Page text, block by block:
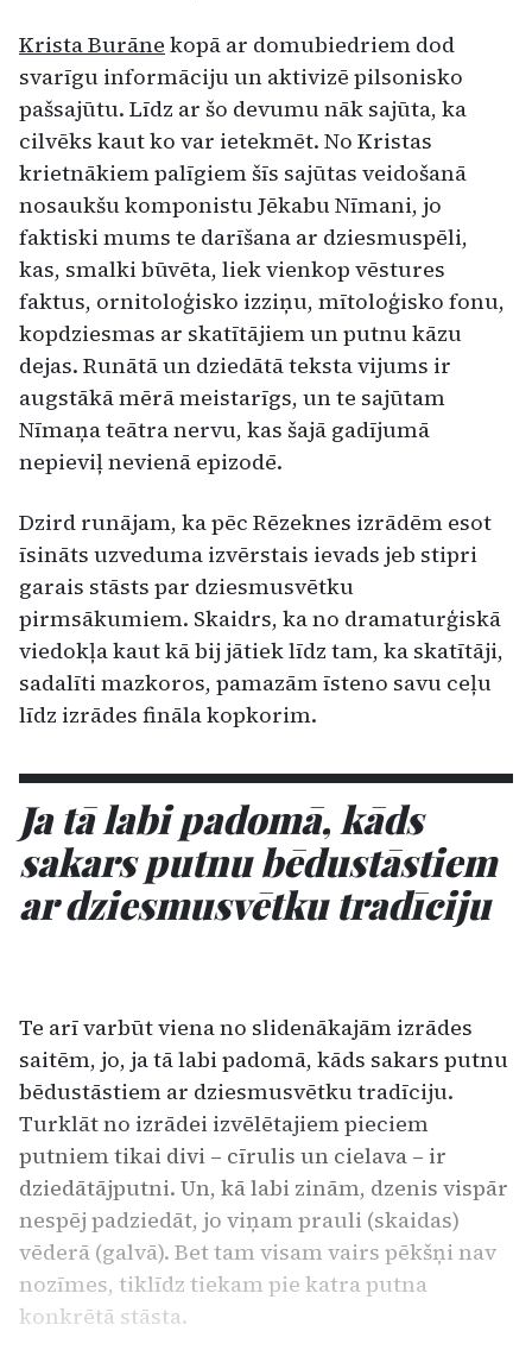
Krista Burāne kopā ar domubiedriem dod
svarīgu informāciju un aktivizē pilsonisko
pašsajūtu. Līdz ar šo devumu nāk sajūta, ka
cilvēks kaut ko var ietekmēt. No Kristas
krietnākiem palīgiem šīs sajūtas veidošanā
nosaukšu komponistu Jēkabu Nīmani, jo
faktiski mums te darīšana ar dziesmuspēli,
kas, smalki būvēta, liek vienkop vēstures
faktus, ornitoloģisko izziņu, mītoloģisko fonu,
kopdziesmas ar skatītājiem un putnu kāzu
dejas. Runātā un dziedātā teksta vijums ir
augstākā mērā meistarīgs, un te sajūtam
Nīmaņa teātra nervu, kas šajā gadījumā
nepieviļ nevienā epizodē.
Dzird runājam, ka pēc Rēzeknes izrādēm esot
īsināts uzveduma izvērstais ievads jeb stipri
garais stāsts par dziesmusvētku
pirmsākumiem. Skaidrs, ka no dramaturģiskā
viedokļa kaut kā bij jātiek līdz tam, ka skatītāji,
sadalīti mazkoros, pamazām īsteno savu ceļu
līdz izrādes fināla kopkorim.
Ja tā labi padomā, kāds
sakars putnu bēdustāstiem
ar dziesmusvētku tradīciju
Te arī varbūt viena no slidenākajām izrādes
saitēm, jo, ja tā labi padomā, kāds sakars putnu
bēdustāstiem ar dziesmusvētku tradīciju.
Turklāt no izrādei izvēlētajiem pieciem
putniem tikai divi – cīrulis un cielava – ir
dziedātājputni. Un, kā labi zinām, dzenis vispār
nespēj padziedāt, jo viņam prauli (skaidas)
vēderā (galvā). Bet tam visam vairs pēkšņi nav
nozīmes, tiklīdz tiekam pie katra putna
konkrētā stāsta.